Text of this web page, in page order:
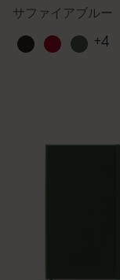
サファイアブルー
+4